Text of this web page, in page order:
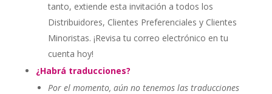
tanto, extiende esta invitación a todos los
Distribuidores, Clientes Preferenciales y Clientes
Minoristas. ¡Revisa tu correo electrónico en tu
cuenta hoy!
¿Habrá traducciones?
Por el momento, aún no tenemos las traducciones